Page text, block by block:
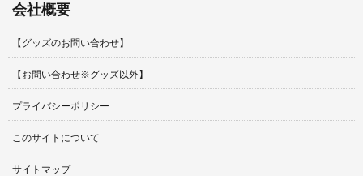
会社概要
【グッズのお問い合わせ】
【お問い合わせ※グッズ以外】
プライバシーポリシー
このサイトについて
サイトマップ